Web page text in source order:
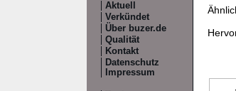
Aktuell
Verkündet
Über buzer.de
Qualität
Kontakt
Datenschutz
Impressum